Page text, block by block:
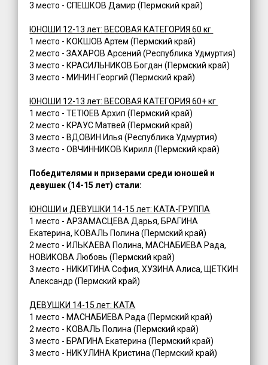
3 место - СПЕШКОВ Дамир (Пермский край)
ЮНОШИ 12-13 лет: ВЕСОВАЯ КАТЕГОРИЯ 60 кг
1 место - КОКШОВ Артем (Пермский край)
2 место - ЗАХАРОВ Арсений (Республика Удмуртия)
3 место - КРАСИЛЬНИКОВ Богдан (Пермский край)
3 место - МИНИН Георгий (Пермский край)
ЮНОШИ 12-13 лет: ВЕСОВАЯ КАТЕГОРИЯ 60+ кг
1 место - ТЕТЮЕВ Архип (Пермский край)
2 место - КРАУС Матвей (Пермский край)
3 место - ВДОВИН Илья (Республика Удмуртия)
3 место - ОВЧИННИКОВ Кирилл (Пермский край)
Победителями и призерами среди юношей и
девушек (14-15 лет) стали:
ЮНОШИ и ДЕВУШКИ 14-15 лет: КАТА-ГРУППА
1 место - АРЗАМАСЦЕВА Дарья, БРАГИНА
Екатерина, КОВАЛЬ Полина (Пермский край)
2 место - ИЛЬКАЕВА Полина, МАСНАБИЕВА Рада,
НОВИКОВА Любовь (Пермский край)
3 место - НИКИТИНА София, ХУЗИНА Алиса, ЩЕТКИН
Александр (Пермский край)
ДЕВУШКИ 14-15 лет: КАТА
1 место - МАСНАБИЕВА Рада (Пермский край)
2 место - КОВАЛЬ Полина (Пермский край)
3 место - БРАГИНА Екатерина (Пермский край)
3 место - НИКУЛИНА Кристина (Пермский край)